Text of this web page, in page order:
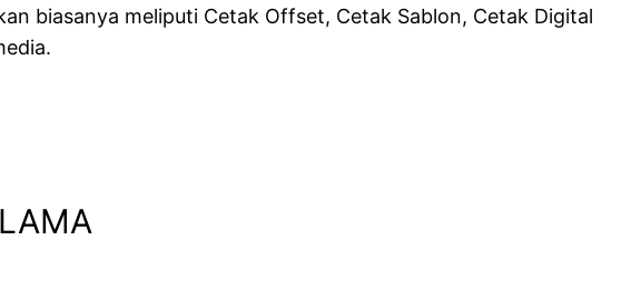
biasanya meliputi Cetak Offset, Cetak Sablon, Cetak Digital